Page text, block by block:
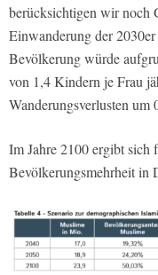
berücksichtigen wir noch
Einwanderung der
Bevölkerung würde
von 1,4 Kindern je Frau
Wanderungsverlusten um
Im Jahre 2100 ergibt sich
Bevölkerungsmehrheit in